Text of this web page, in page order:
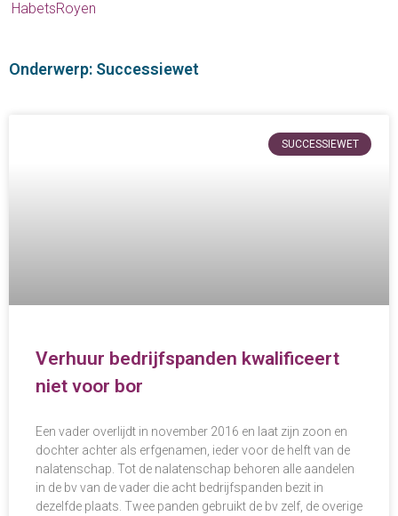
Onderwerp: Successiewet
SUCCESSIEWET
Verhuur bedrijfspanden kwalificeert
niet voor bor
Een vader overlijdt in november 2016 en laat zijn zoon en
dochter achter als erfgenamen, ieder voor de helft van de
nalatenschap. Tot de nalatenschap behoren alle aandelen
in de bv van de vader die acht bedrijfspanden bezit in
dezelfde plaats. Twee panden gebruikt de bv zelf, de overige